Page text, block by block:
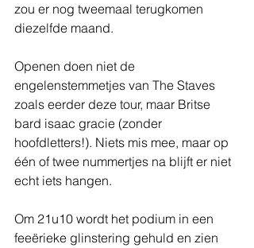
zou er nog tweemaal terugkomen
diezelfde maand.
Openen doen niet de
engelenstemmetjes van The Staves
zoals eerder deze tour, maar Britse
bard isaac gracie (zonder
hoofdletters!). Niets mis mee, maar op
één of twee nummertjes na blijft er niet
echt iets hangen.
Om 21u10 wordt het podium in een
feeërieke glinstering gehuld en zien